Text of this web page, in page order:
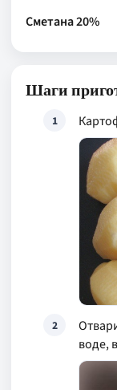
Сметана 20%
Шаги
1
2
воде,